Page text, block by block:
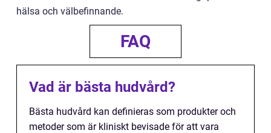
hälsa och välbefinnande.
FAQ
Vad är bästa hudvård?
Bästa hudvård kan definieras som produkter och
metoder som är kliniskt bevisade för att vara